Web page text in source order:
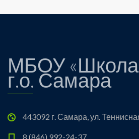
МБОУ
г.о. Самара
443092 г. Самара, ул.
8 (846) 992-24-37